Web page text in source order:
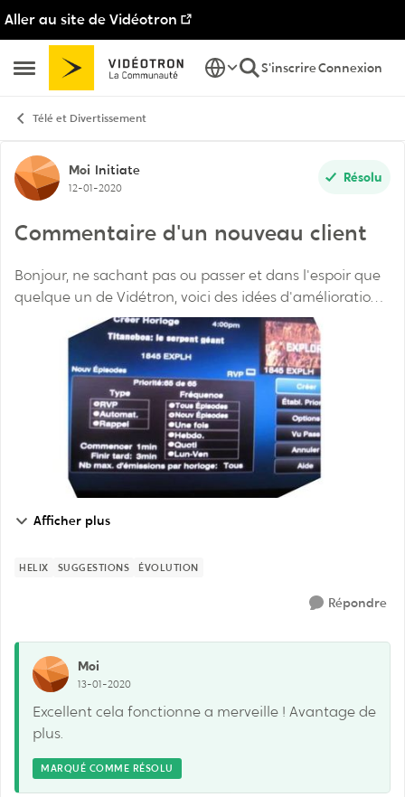
Aller au site de Vidéotron
Ouvrir Menu Latéral
Passer au contenu
S'inscrireConnexion
Télé et Divertissement
Discussion de forum
Moi Initiate
12-01-2020
Résolu
Commentaire d'un nouveau client
Bonjour, ne sachant pas ou passer et dans l'espoir que
quelque un de Vidétron, voici des idées d'améliorations
suite à première expérience (j'étais client Bell expressvu
avant) 1- Commande vocale...
Afficher plus
HELIX SUGGESTIONS ÉVOLUTION
Répondre
Moi
13-01-2020
Excellent cela fonctionne a merveille ! Avantage de
plus.
MARQUÉ COMME RÉSOLU